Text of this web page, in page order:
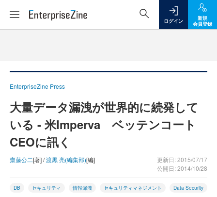
ログイン
新規
会員登録
EnterpriseZine Press
大量データ漏洩が世界的に続発して
いる - 米Imperva ベッテンコート
CEOに訊く
齋藤公二[著] /渡黒 亮(編集部)[編]
更新日: 2015/07/17
公開日: 2014/10/28
DB セキュリティ 情報漏洩 セキュリティマネジメント Data Security